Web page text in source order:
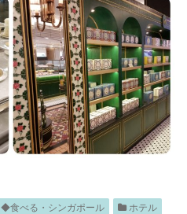
◆食べる・シンガポール ホテル